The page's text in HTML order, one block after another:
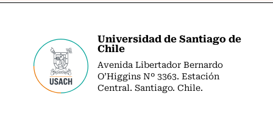
Universidad de Santiago de
Chile
Avenida Libertador Bernardo
O’Higgins Nº 3363. Estación
Central. Santiago. Chile.